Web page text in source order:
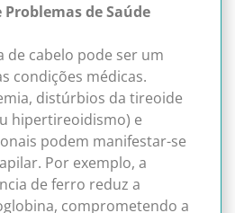
de Saúde
de cabelo pode ser um
condições médicas.
distúrbios da tireoide
hipertireoidismo) e
podem manifestar-se
Por exemplo, a
de ferro reduz a
comprometendo a